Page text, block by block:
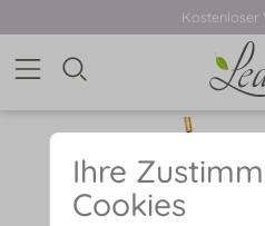
Kostenloser
Ihre
Cookies